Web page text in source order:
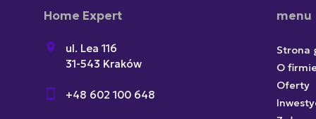
Home Expert
ul. Lea 116
31-543 Kraków
+48 602 100 648
menu
Strona
O firmie
Oferty